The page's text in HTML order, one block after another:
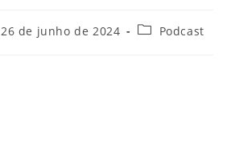
26 de junho de 2024 Podcast